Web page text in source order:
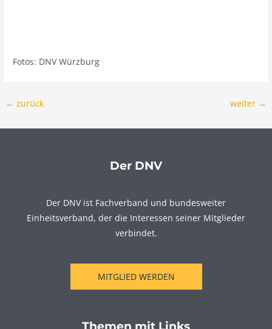
Fotos: DNV Würzburg
← zurück weiter →
Der DNV
Der DNV ist Fachverband und bundesweiter
Einheitsverband, der die Interessen seiner Mitglieder
verbindet.
MITGLIED WERDEN
Themen mit Links